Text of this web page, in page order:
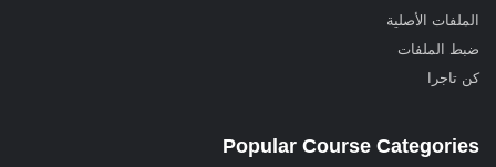
الملفات الأصلية
ضبط الملفات
كن تاجرا
Popular Course Categories